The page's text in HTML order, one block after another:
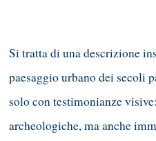
Si tratta di una descrizione
paesaggio urbano dei secoli
solo con testimonianze
archeologiche, ma anche